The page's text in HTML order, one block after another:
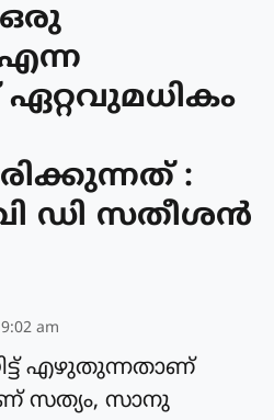
:
ഡി സതീശൻ
am
എഴുതുന്നതാണ്
സത്യം, സാനു